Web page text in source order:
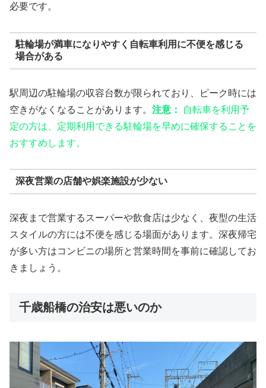
必要です。
駐輪場が満車になりやすく自転車利用に不便を感じる
場合がある
駅周辺の駐輪場の収容台数が限られており、ピーク時には
空きがなくなることがあります。 注意：
自転車を利用予
定の方は、定期利用できる駐輪場を早めに確保することを
おすすめします。
深夜営業の店舗や娯楽施設が少ない
深夜まで営業するスーパーや飲食店は少なく、夜型の生活
スタイルの方には不便を感じる場面があります。深夜帰宅
が多い方はコンビニの場所と営業時間を事前に確認してお
きましょう。
千歳船橋の治安は悪いのか